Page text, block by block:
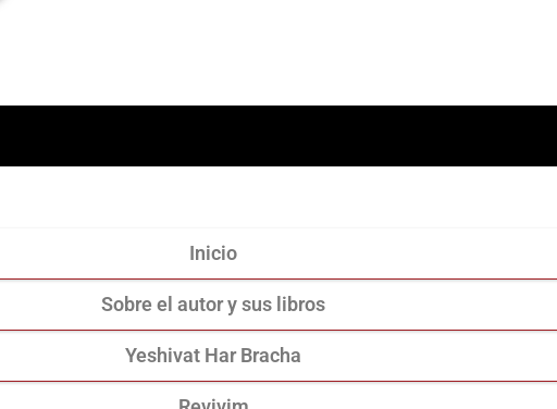
Inicio
Sobre el autor y sus libros
Yeshivat Har Bracha